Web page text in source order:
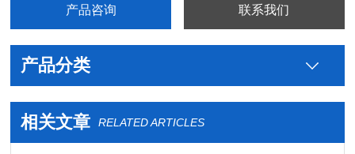
产品咨询 联系我们
产品分类
相关文章 RELATED ARTICLES